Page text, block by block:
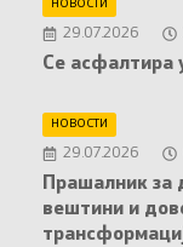
НОВОСТИ
29.07.2026
Се асфалтира
НОВОСТИ
29.07.2026
Прашалник за
вештини и